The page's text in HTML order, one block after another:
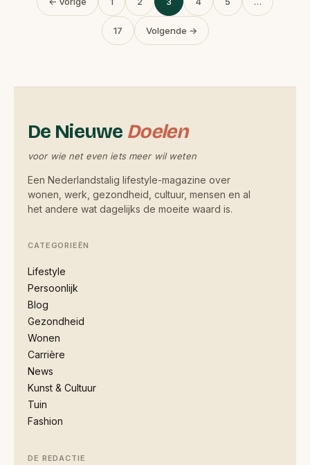
paginering 17 Volgende →
De Nieuwe Doelen
voor wie net even iets meer wil weten
Een Nederlandstalig lifestyle-magazine over
wonen, werk, gezondheid, cultuur, mensen en al
het andere wat dagelijks de moeite waard is.
CATEGORIEËN
Lifestyle
Persoonlijk
Blog
Gezondheid
Wonen
Carrière
News
Kunst & Cultuur
Tuin
Fashion
DE REDACTIE